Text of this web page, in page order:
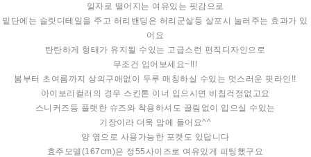
일자로 떨어지는 여유있는 핏감으로
밑단에는 슬릿디테일을 주고 허리밴딩은 허리군살등 살포시 눌러주는 효과가 있
어요
탄탄하게 형태가 유지될 수있는 고급스런 편직디자인으로
무조건 입어보세요~!!!
봄부터 초여름까지 상의구애없이 두루 매칭하실 수있는 멋스러운 핏라인!!
아이보리컬러의 경우 스킨톤 이너 입으시면 비침걱정없고요
스니커즈등 플랫한 슈즈와 착용하셔도 끌림없이 입으실 수있는
기장이라 더욱 맘에 들어요^^
양 옆으로 사용가능한 포켓도 있답니다
효주모델(167cm)은 정55사이즈로 여유있게 피팅했구요